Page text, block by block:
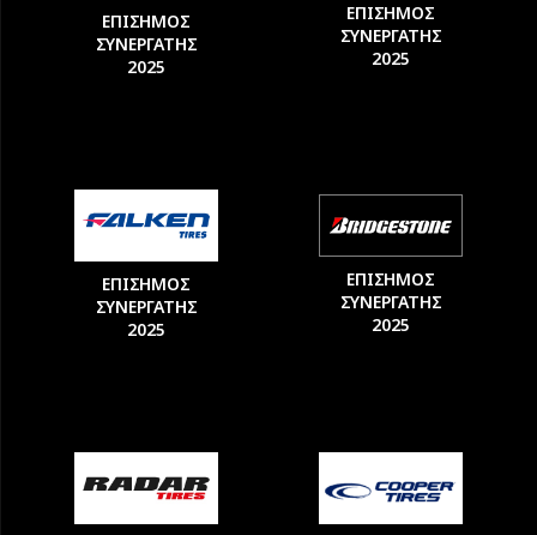
ΕΠΙΣΗΜΟΣ
ΣΥΝΕΡΓΑΤΗΣ
2025
ΕΠΙΣΗΜΟΣ
ΣΥΝΕΡΓΑΤΗΣ
2025
ΕΠΙΣΗΜΟΣ
ΣΥΝΕΡΓΑΤΗΣ
2025
ΕΠΙΣΗΜΟΣ
ΣΥΝΕΡΓΑΤΗΣ
2025